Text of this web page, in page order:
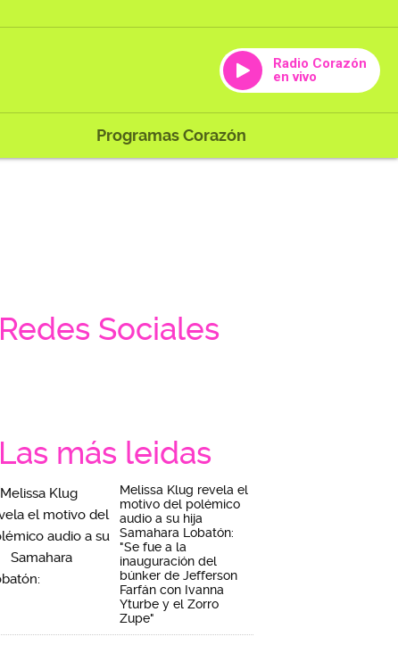
Radio Corazón
en vivo
Programas Corazón
Redes Sociales
Las más leidas
Melissa Klug revela el
motivo del polémico
audio a su hija
Samahara Lobatón:
"Se fue a la
inauguración del
búnker de Jefferson
Farfán con Ivanna
Yturbe y el Zorro
Zupe"